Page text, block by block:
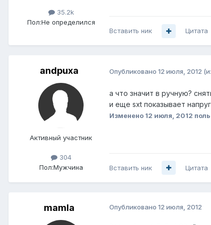
35.2k
Пол:Не определился
Вставить ник Цитата
andpuxa
Активный участник
304
Пол:Мужчина
Опубликовано 12 июля, 2012
а что значит в ручную?
и еще sxt показывает
Изменено 12 июля, 2012
Вставить ник Цитата
mamla Опубликовано 12 июля, 2012